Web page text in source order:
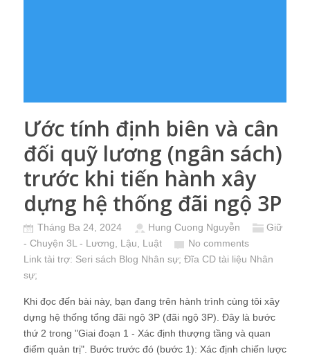
Ước tính định biên và cân
đối quỹ lương (ngân sách)
trước khi tiến hành xây
dựng hệ thống đãi ngộ 3P
Tháng Ba 24, 2024 Hung Cuong Nguyễn
Giữ
- Chuyện 3L - Lương, Lậu, Luật
No comments
Link tài trợ: Seri sách Blog Nhân sự; Đĩa CD tài liệu Nhân
sự;
Khi đọc đến bài này, bạn đang trên hành trình cùng tôi xây
dựng hệ thống tổng đãi ngộ 3P (đãi ngộ 3P). Đây là bước
thứ 2 trong "Giai đoạn 1 - Xác định thượng tầng và quan
điểm quản trị". Bước trước đó (bước 1): Xác định chiến lược